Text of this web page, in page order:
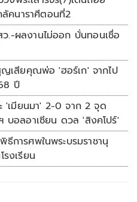
คนาราศีตอนที่2
.-ผลงานไม่ออก บั่นทอนเชื่อ
ญเสียคุณพ่อ 'ฮอร์เก' จากไป
ปี
'เมียนมา' 2-0 จาก 2 จุด
บอลอาเซียน ดวล 'สิงคโปร์'
การศพในพระบรมราชานุ
รงเรียน